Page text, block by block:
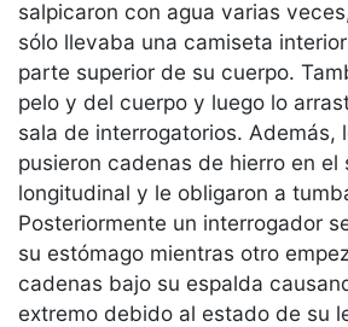
salpicaron con agua varias
sólo llevaba una camiseta
parte superior de su cuerpo.
pelo y del cuerpo y luego lo
sala de interrogatorios. Además,
pusieron cadenas de hierro en el
longitudinal y le obligaron a
Posteriormente un interrogador
su estómago mientras otro
cadenas bajo su espalda
extremo debido al estado de su